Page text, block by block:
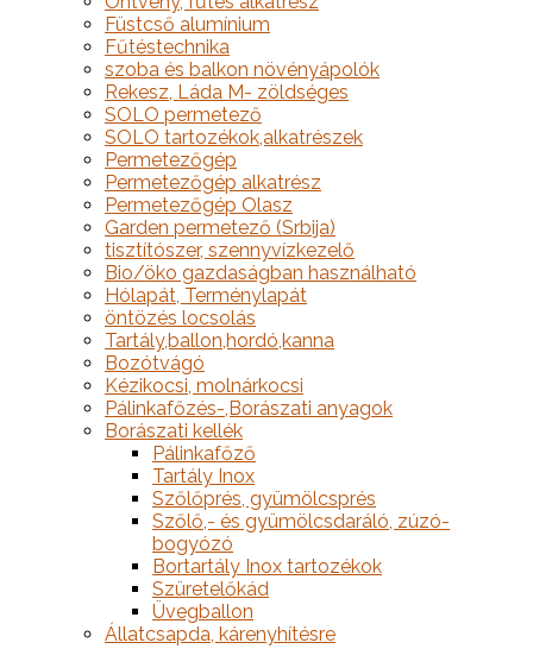
Füstcső alumínium
Fűtéstechnika
szoba és balkon növényápolók
Rekesz, Láda M- zöldséges
SOLO permetező
SOLO tartozékok,alkatrészek
Permetezőgép
Permetezőgép alkatrész
Permetezőgép Olasz
Garden permetező (Srbija)
tisztítószer, szennyvízkezelő
Bio/öko gazdaságban használható
Hólapát, Terménylapát
öntözés locsolás
Tartály,ballon,hordó,kanna
Bozótvágó
Kézikocsi, molnárkocsi
Pálinkafőzés-,Borászati anyagok
Borászati kellék
Pálinkafőző
Tartály Inox
Szőlőprés, gyümölcsprés
Szőlő,- és gyümölcsdaráló, zúzó-
bogyózó
Bortartály Inox tartozékok
Szüretelőkád
Üvegballon
Állatcsapda, kárenyhítésre